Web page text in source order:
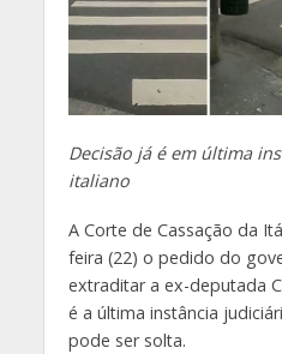
Decisão já é em última
italiano
A Corte de Cassação da
feira (22) o pedido do
extraditar a ex-deputada
é a última instância
pode ser solta.